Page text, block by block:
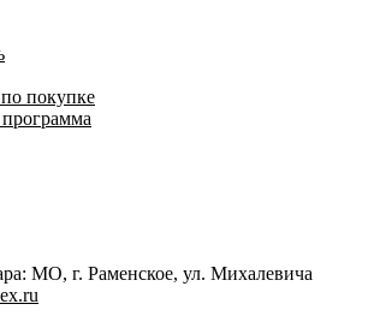
покупке
МО, г. Раменское, ул. Михалевича